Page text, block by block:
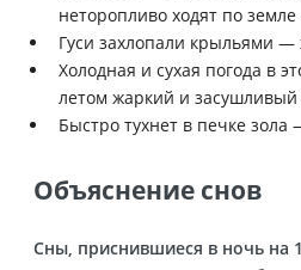
неторопливо ходят по
Гуси захлопали крыльями —
Холодная и сухая погода в
летом жаркий и засушливый
Быстро тухнет в печке зола
Объяснение снов
Сны, приснившиеся в ночь на